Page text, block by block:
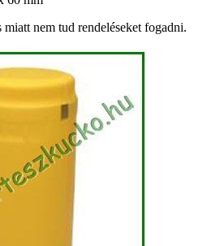
miatt nem tud rendeléseket fogadni.